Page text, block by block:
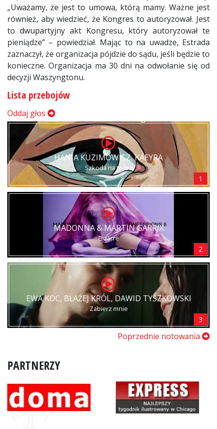
„Uważamy, że jest to umowa, którą mamy. Ważne jest
również, aby wiedzieć, że Kongres to autoryzował. Jest
to dwupartyjny akt Kongresu, który autoryzował te
pieniądze” – powiedział. Mając to na uwadze, Estrada
zaznaczył, że organizacja pójdzie do sądu, jeśli będzie to
konieczne. Organizacja ma 30 dni na odwołanie się od
decyzji Waszyngtonu.
Lista przebojów
Oddaj głos
HANIA KUZIMOWICZ, KAEYRA
Szkoda na to łez
1
MADONNA & MARTIN GARRIX
Bizarre
2
EWA KOC, BŁAŻEJ KRÓL, DAWID TYSZKOWSKI
Zabierz mnie
3
Poprzednie notowania
PARTNERZY